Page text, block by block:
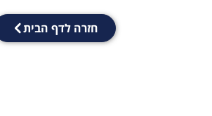
חזרה לדף הבית